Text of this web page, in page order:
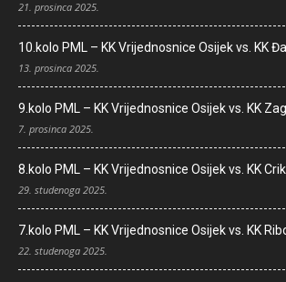
21. prosinca 2025.
10.kolo PML – KK Vrijednosnice Osijek vs. KK
13. prosinca 2025.
9.kolo PML – KK Vrijednosnice Osijek vs. KK
7. prosinca 2025.
8.kolo PML – KK Vrijednosnice Osijek vs. KK
29. studenoga 2025.
7.kolo PML – KK Vrijednosnice Osijek vs. KK
22. studenoga 2025.